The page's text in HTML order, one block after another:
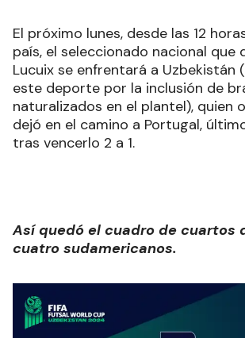
El próximo lunes, desde las 12
país, el seleccionado nacional que
Lucuix se enfrentará a Uzbekistán
este deporte por la inclusión de
naturalizados en el plantel), quien
dejó en el camino a Portugal,
tras vencerlo 2 a 1.
Así quedó el cuadro de cuartos
cuatro sudamericanos.